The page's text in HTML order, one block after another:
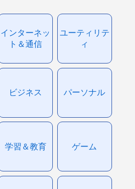
インターネッ
ト＆通信
ユーティリテ
ィ
ビジネス パーソナル
学習＆教育 ゲーム